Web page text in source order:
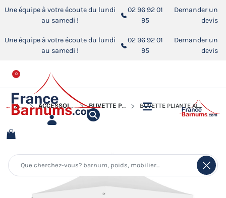
Une équipe à votre écoute du lundi
au samedi !
02 96 92 01
95
Demander un
devis
Une équipe à votre écoute du lundi
au samedi !
02 96 92 01
95
Demander un
devis
0
ACCUEIL ACCESSOIRES POUR BARNUMS PLIANTS BUVETTE PLIANTE - STANDS COMPTOIRS BUVETTE PLIANTE ALU PRO 55 PRESTIGE 3X3M - 580G/M² + 4 COMPTOIRS EN BOIS 3M